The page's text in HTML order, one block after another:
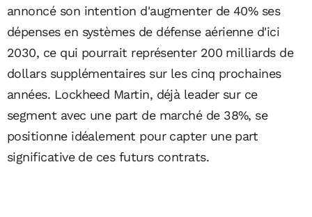
annoncé son intention d'augmenter de 40% ses
dépenses en systèmes de défense aérienne d'ici
2030, ce qui pourrait représenter 200 milliards de
dollars supplémentaires sur les cinq prochaines
années. Lockheed Martin, déjà leader sur ce
segment avec une part de marché de 38%, se
positionne idéalement pour capter une part
significative de ces futurs contrats.